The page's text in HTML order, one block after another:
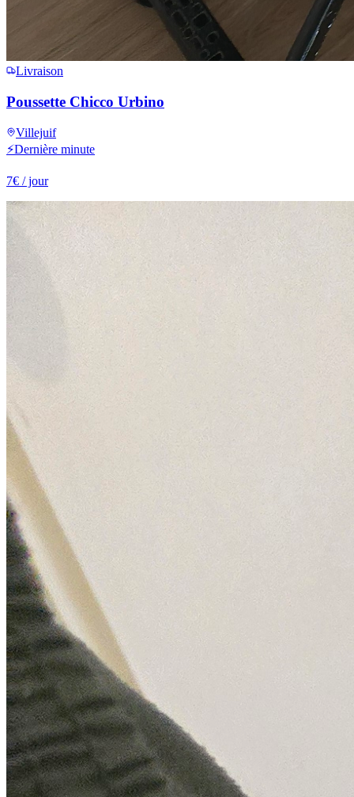
Livraison
Poussette Chicco Urbino
Villejuif
⚡Dernière minute
7€ / jour